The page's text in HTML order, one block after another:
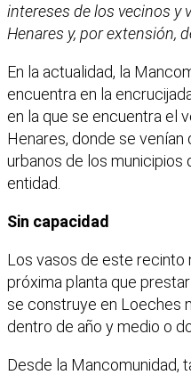
intereses de los vecinos y
Henares y, por extensión,
En la actualidad, la
encuentra en la
en la que se encuentra el
Henares, donde se
urbanos de los municipios
entidad.
Sin capacidad
Los vasos de este recinto
próxima planta que
se construye en Loeches
dentro de año y medio o
Desde la Mancomunidad,